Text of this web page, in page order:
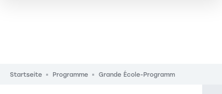
Pfadnavigation
Startseite Programme Grande École-Programm